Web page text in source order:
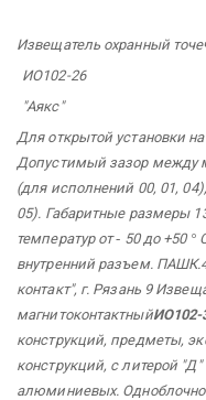
Извещатель охранный
ИО102-26
"Аякс"
Для открытой установки
Допустимый зазор между
(для исполнений 00, 01,
05). Габаритные размеры
температур от- 50 до +50 °
внутренний разъем.
контакт", г. Рязань 9
магнитоконтактныйИО102-
конструкций, предметы,
конструкций, с литерой
алюминиевых.